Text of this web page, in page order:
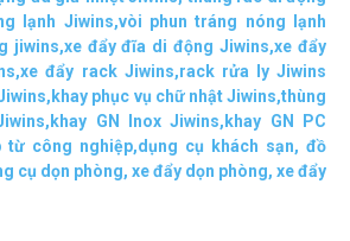
lạnh Jiwins,vòi phun tráng nóng lạnh
jiwins,xe đẩy đĩa di động Jiwins,xe đẩy
,xe đẩy rack Jiwins,rack rửa ly Jiwins
, khay phục vụ chữ nhật Jiwins,thùng
, khay GN Inox Jiwins, khay GN PC
từ công nghiệp,dụng cụ khách sạn, đồ
cụ dọn phòng, xe đẩy dọn phòng, xe đẩy